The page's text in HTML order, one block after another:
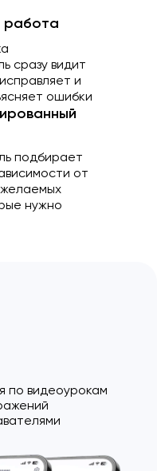
работа
сразу видит
и
ошибки
подбирает
от
нужно
по видеоурокам